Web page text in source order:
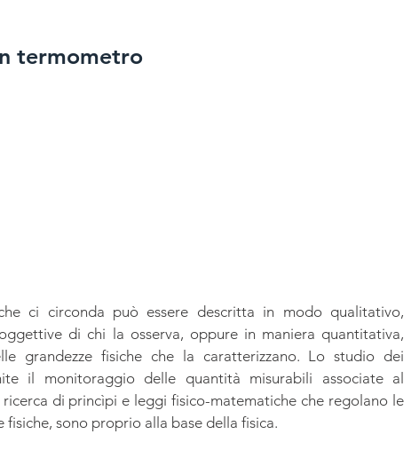
termometro
ci circonda può essere descritta in modo qualitativo,
di chi la osserva, oppure in maniera quantitativa,
grandezze fisiche che la caratterizzano. Lo studio dei
il monitoraggio delle quantità misurabili associate al
di princìpi e leggi fisico-matematiche che regolano le
fisiche, sono proprio alla base della fisica.